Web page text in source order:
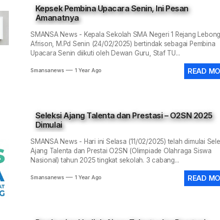
SMANSA Pramabansa Juara Umum di Mahoni Championship
1 Rejang Lebong Masuk Top 100 Nasional SIMT
0409/Rejang Lebong Renovasi Lapangan Basket SMAN 1
SMANSA Sistem Manajemen Arsip dan Informasi Surat,
SMANSA Pramabansa Juara Umum di Mahoni Championship
Kepsek Pembina Upacara Senin, Ini Pesan
Amanatnya
SMANSA News - Kepala Sekolah SMA Negeri 1 Rejang Lebong,
Afrison, M.Pd Senin (24/02/2025) bertindak sebagai Pembina
Upacara Senin diikuti oleh Dewan Guru, Staf TU...
Smansanews 1 Year Ago READ
Seleksi Ajang Talenta dan Prestasi – O2SN 2025
Dimulai
SMANSA News - Hari ini Selasa (11/02/2025) telah dimulai
Ajang Talenta dan Prestai O2SN (Olimpiade Olahraga Siswa
Nasional) tahun 2025 tingkat sekolah. 3 cabang...
Smansanews 1 Year Ago READ